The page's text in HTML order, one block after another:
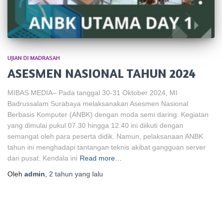
UJIAN DI MADRASAH
ASESMEN NASIONAL TAHUN 2024
MIBAS MEDIA– Pada tanggal 30-31 Oktober 2024, MI
Badrussalam Surabaya melaksanakan Asesmen Nasional
Berbasis Komputer (ANBK) dengan moda semi daring. Kegiatan
yang dimulai pukul 07.30 hingga 12.40 ini diikuti dengan
semangat oleh para peserta didik. Namun, pelaksanaan ANBK
tahun ini menghadapi tantangan teknis akibat gangguan server
dari pusat. Kendala ini Read more…
Oleh admin 2 tahun yang lalu